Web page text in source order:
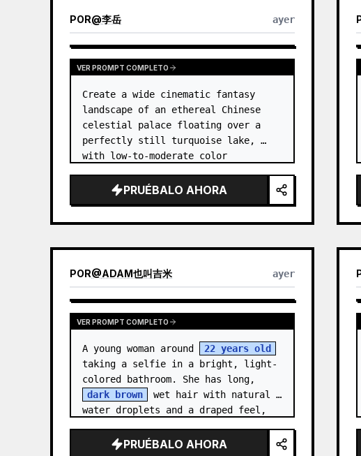
POR@李岳 ayer
VER PROMPT COMPLETO
Create a wide cinematic fantasy
landscape of an ethereal Chinese
celestial palace floating over a
perfectly still turquoise lake,
with low-to-moderate color
atmosphere. Center the composition
on an enormous white jade and pale
PRUÉBALO AHORA
POR@ADAM也叫吉米 ayer
VER PROMPT COMPLETO
A young woman around
22 years old
taking a selfie in a bright, light-
dark brown
wet hair with natural
water droplets and a draped feel,
PRUÉBALO AHORA